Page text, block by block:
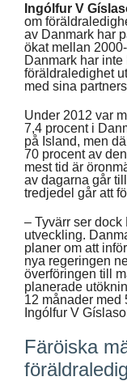
Ingólfur V
om
av Danmark har
ökat mellan
Danmark har inte
föräldraledighet
med sina
Under 2012 var
7,4 procent i
på Island, men
70 procent av
mest tid är
av dagarna går
tredjedel går att
– Tyvärr ser dock
utveckling.
planer om att
nya regeringen
överföringen till
planerade
12 månader med
Ingólfur V
Färöiska